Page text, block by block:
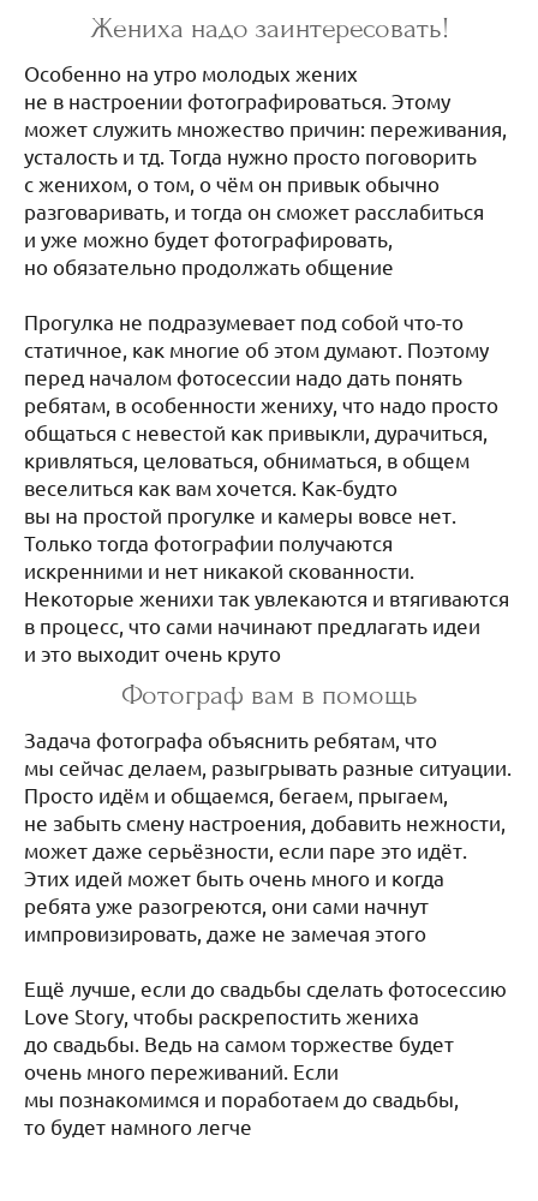
Жениха надо заинтересовать!
Особенно на утро молодых жених
не в настроении фотографироваться. Этому
может служить множество причин: переживания,
усталость и тд. Тогда нужно просто поговорить
с женихом, о том, о чём он привык обычно
разговаривать, и тогда он сможет расслабиться
и уже можно будет фотографировать,
но обязательно продолжать общение
Прогулка не подразумевает под собой что-то
статичное, как многие об этом думают. Поэтому
перед началом фотосессии надо дать понять
ребятам, в особенности жениху, что надо просто
общаться с невестой как привыкли, дурачиться,
кривляться, целоваться, обниматься, в общем
веселиться как вам хочется. Как-будто
вы на простой прогулке и камеры вовсе нет.
Только тогда фотографии получаются
искренними и нет никакой скованности.
Некоторые женихи так увлекаются и втягиваются
в процесс, что сами начинают предлагать идеи
и это выходит очень круто
Фотограф вам в помощь
Задача фотографа объяснить ребятам, что
мы сейчас делаем, разыгрывать разные ситуации.
Просто идём и общаемся, бегаем, прыгаем,
не забыть смену настроения, добавить нежности,
может даже серьёзности, если паре это идёт.
Этих идей может быть очень много и когда
ребята уже разогреются, они сами начнут
импровизировать, даже не замечая этого
Ещё лучше, если до свадьбы сделать фотосессию
Love Story, чтобы раскрепостить жениха
до свадьбы. Ведь на самом торжестве будет
очень много переживаний. Если
мы познакомимся и поработаем до свадьбы,
то будет намного легче